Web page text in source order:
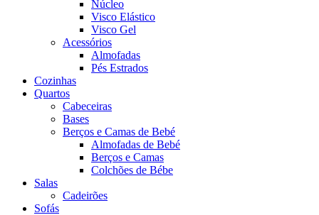
Núcleo
Visco Elástico
Visco Gel
Acessórios
Almofadas
Pés Estrados
Cozinhas
Quartos
Cabeceiras
Bases
Berços e Camas de Bebé
Almofadas de Bebé
Berços e Camas
Colchões de Bébe
Salas
Cadeirões
Sofás